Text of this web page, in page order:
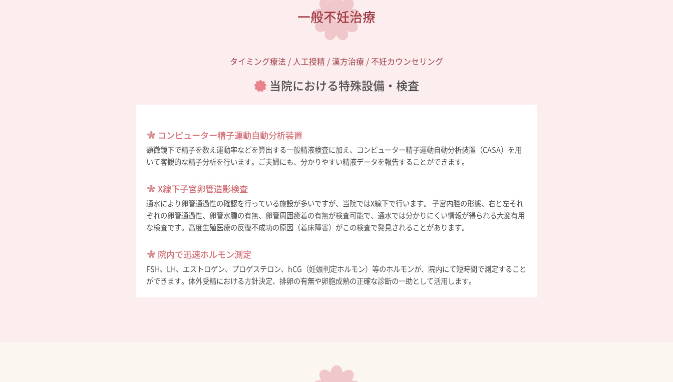
一般不妊治療
タイミング療法 / 人工授精 / 漢方治療 / 不妊カウンセリング
当院における特殊設備・検査
コンピューター精子運動自動分析装置
顕微鏡下で精子を数え運動率などを算出する一般精液検査に加え、コンピューター精子運動自動分析装置（CASA）を用
いて客観的な精子分析を行います。ご夫婦にも、分かりやすい精液データを報告することができます。
X線下子宮卵管造影検査
通水により卵管通過性の確認を行っている施設が多いですが、当院ではX線下で行います。 子宮内腔の形態、右と左それ
ぞれの卵管通過性、卵管水腫の有無、卵管周囲癒着の有無が検査可能で、通水では分かりにくい情報が得られる大変有用
な検査です。高度生殖医療の反復不成功の原因（着床障害）がこの検査で発見されることがあります。
院内で迅速ホルモン測定
FSH、LH、エストロゲン、プロゲステロン、hCG（妊娠判定ホルモン）等のホルモンが、院内にて短時間で測定すること
ができます。体外受精における方針決定、排卵の有無や卵胞成熟の正確な診断の一助として活用します。